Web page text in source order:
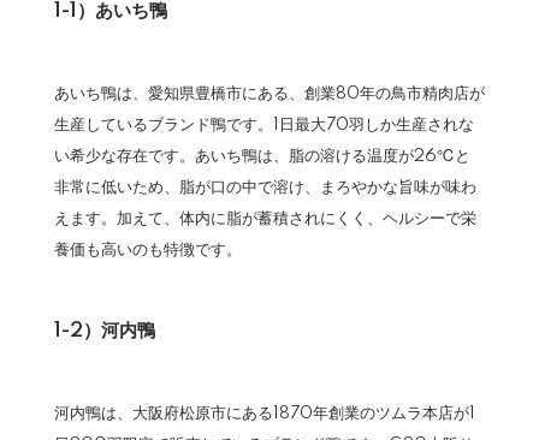
1-1）あいち鴨
あいち鴨は、愛知県豊橋市にある、創業80年の鳥市精肉店が
生産しているブランド鴨です。1日最大70羽しか生産されな
い希少な存在です。あいち鴨は、脂の溶ける温度が26℃と
非常に低いため、脂が口の中で溶け、まろやかな旨味が味わ
えます。加えて、体内に脂が蓄積されにくく、ヘルシーで栄
養価も高いのも特徴です。
1-2）河内鴨
河内鴨は、大阪府松原市にある1870年創業のツムラ本店が1